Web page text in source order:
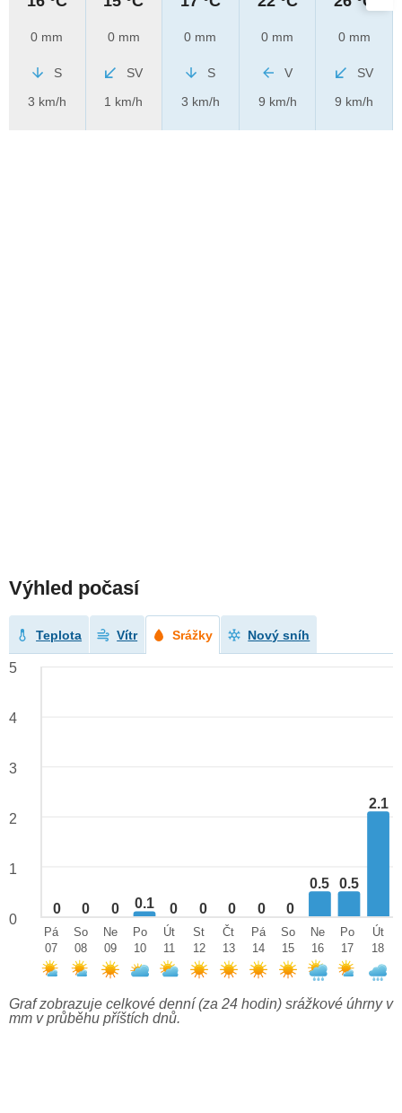
0 mm
S
3 km/h
0 mm
SV
1 km/h
0 mm
S
3 km/h
0 mm
V
9 km/h
0 mm
SV
9 km/h
Výhled počasí
Teplota Vítr Srážky Nový sníh
0 0 0 0.1 0 0 0 0 0
0.5 0.5
2.1
5
4
3
2
1
0
Pá
07
So
08
Ne
09
Po
10
Út
11
St
12
Čt
13
Pá
14
So
15
Ne
16
Po
17
Út
18
Graf zobrazuje celkové denní (za 24 hodin) srážkové úhrny v
mm v průběhu příštích dnů.